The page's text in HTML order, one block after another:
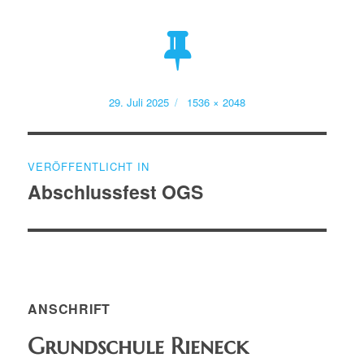
Veröffentlicht
29. Juli 2025
Volle
1536 × 2048
VERÖFFENTLICHT IN
Abschlussfest OGS
ANSCHRIFT
Grundschule Rieneck